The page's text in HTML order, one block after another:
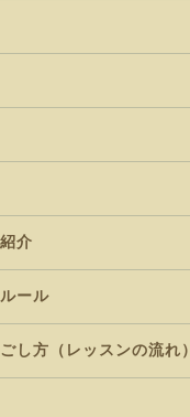
介
ール
し方（レッスンの流れ）